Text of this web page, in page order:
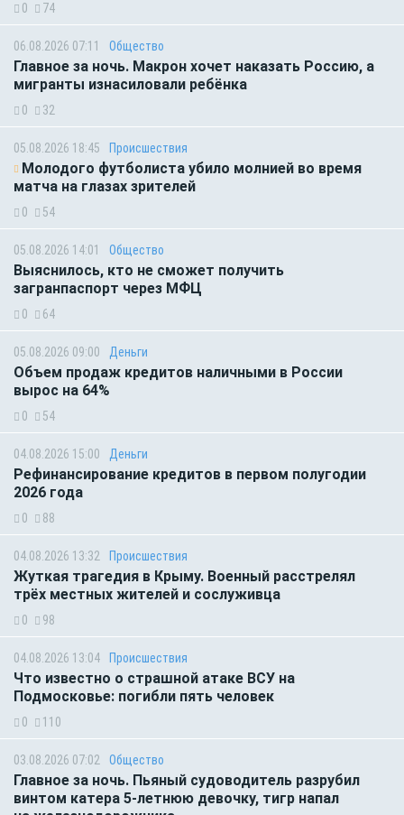
0 74
06.08.2026 07:11 Общество
Главное за ночь. Макрон хочет наказать Россию, а
мигранты изнасиловали ребёнка
0 32
05.08.2026 18:45 Происшествия
Молодого футболиста убило молнией во время
матча на глазах зрителей
0 54
05.08.2026 14:01 Общество
Выяснилось, кто не сможет получить
загранпаспорт через МФЦ
0 64
05.08.2026 09:00 Деньги
Объем продаж кредитов наличными в России
вырос на 64%
0 54
04.08.2026 15:00 Деньги
Рефинансирование кредитов в первом полугодии
2026 года
0 88
04.08.2026 13:32 Происшествия
Жуткая трагедия в Крыму. Военный расстрелял
трёх местных жителей и сослуживца
0 98
04.08.2026 13:04 Происшествия
Что известно о страшной атаке ВСУ на
Подмосковье: погибли пять человек
0 110
03.08.2026 07:02 Общество
Главное за ночь. Пьяный судоводитель разрубил
винтом катера 5-летнюю девочку, тигр напал